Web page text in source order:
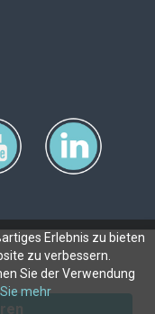
Erlebnis zu bieten
zu verbessern.
Sie der Verwendung
mehr